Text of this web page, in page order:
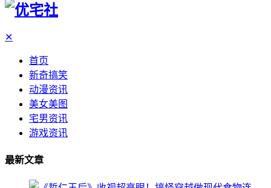
✕
首页
新奇搞笑
动漫资讯
美女美图
宅男资讯
游戏资讯
最新文章